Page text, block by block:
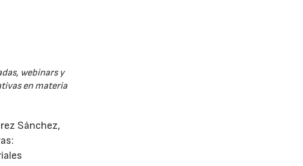
webinars y
en materia
Sánchez,